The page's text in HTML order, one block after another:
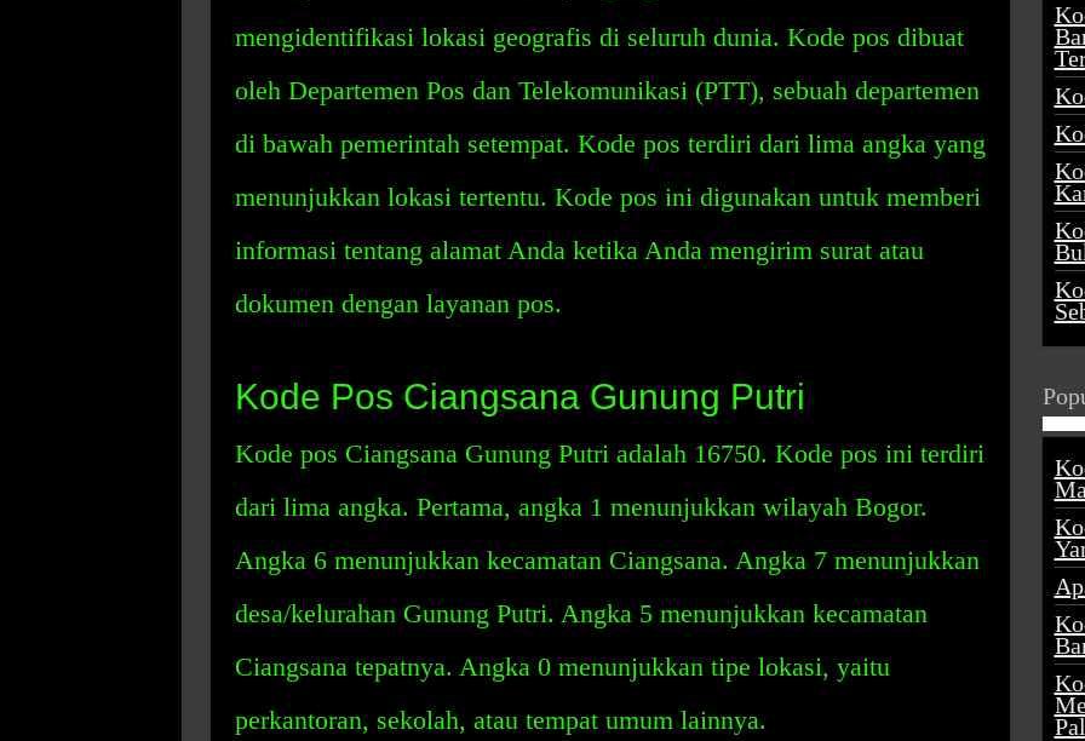
mengidentifikasi lokasi geografis di seluruh dunia. Kode pos dibuat
oleh Departemen Pos dan Telekomunikasi (PTT), sebuah departemen
di bawah pemerintah setempat. Kode pos terdiri dari lima angka yang
menunjukkan lokasi tertentu. Kode pos ini digunakan untuk memberi
informasi tentang alamat Anda ketika Anda mengirim surat atau
dokumen dengan layanan pos.
Kode Pos Ciangsana Gunung Putri
Kode pos Ciangsana Gunung Putri adalah 16750. Kode pos ini terdiri
dari lima angka. Pertama, angka 1 menunjukkan wilayah Bogor.
Angka 6 menunjukkan kecamatan Ciangsana. Angka 7 menunjukkan
desa/kelurahan Gunung Putri. Angka 5 menunjukkan kecamatan
Ciangsana tepatnya. Angka 0 menunjukkan tipe lokasi, yaitu
perkantoran, sekolah, atau tempat umum lainnya.